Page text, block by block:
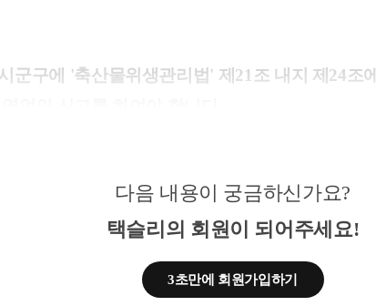
군구에 '축산물위생관리법' 제21조 내지 제24조
판매업(식육판매업) 업종에 대한 영업을 하기 위해서는 관할 시
경제과 등 유관부서에 축산물위생관리법에 따른 축산물판매업
고시 구비 서류는 다음과 같으며, 법인일 경우 신청서 상에 법인
다음 내용이 궁금하신가요?
택슬리의 회원이 되어주세요!
3초만에 회원가입하기